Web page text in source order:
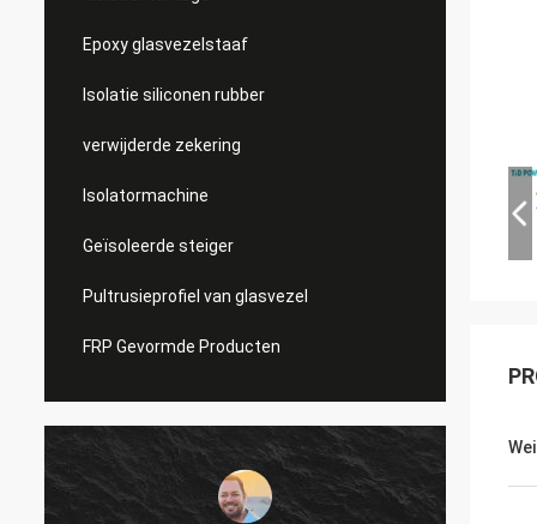
Epoxy glasvezelstaaf
Isolatie siliconen rubber
verwijderde zekering
Isolatormachine
Geïsoleerde steiger
Pultrusieprofiel van glasvezel
FRP Gevormde Producten